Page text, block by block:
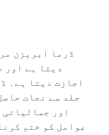
ڈرما ابریزن
دیتا ہے اور
اجازت دیتا ہے۔
جلد سے نجات
اور
عوامل کو ختم